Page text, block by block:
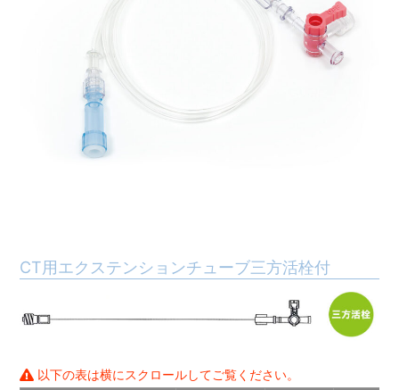
CT用エクステンションチューブ三方活栓付
以下の表は横にスクロールしてご覧ください。